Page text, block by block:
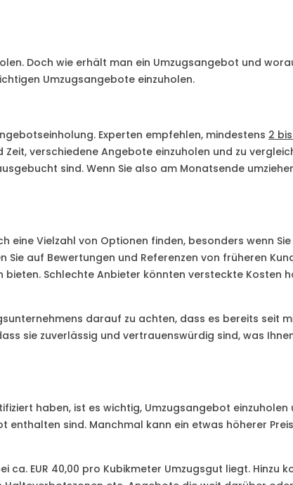
Doch wie erhält man ein Umzugsangebot und
Umzugsangebote einzuholen.
Experten empfehlen, mindestens 2
verschiedene Angebote einzuholen und zu
sind. Wenn Sie also am Monatsende
eine Vielzahl von Optionen finden, besonders wenn
auf Bewertungen und Referenzen von früheren
Schlechte Anbieter könnten versteckte Kosten
darauf zu achten, dass es bereits seit
sie zuverlässig und vertrauenswürdig sind, was
haben, ist es wichtig, Umzugsangebot einzuholen
sind. Manchmal kann ein etwas höherer
EUR 40,00 pro Kubikmeter Umzugsgut liegt. Hinzu